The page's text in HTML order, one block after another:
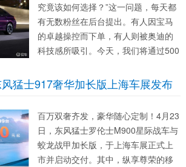
究竟该如何选择？”这一问题，每天都
有无数粉丝在后台提出。有人因宝马
的卓越操控而下单，有人则被奥迪的
科技感所吸引。今天，我们将通过500
数据，深入剖析这两款车型的优劣
——选择不当，三年内亏损5万并非虚
猛士917奢华加长版上海车展发布
百万双奢齐发，豪华随心定制！4月23
日，东风猛士罗伦士M900星际战车与
蛟龙战甲加长版，于上海车展正式上
市并启动交付。其中，纵享尊荣的移